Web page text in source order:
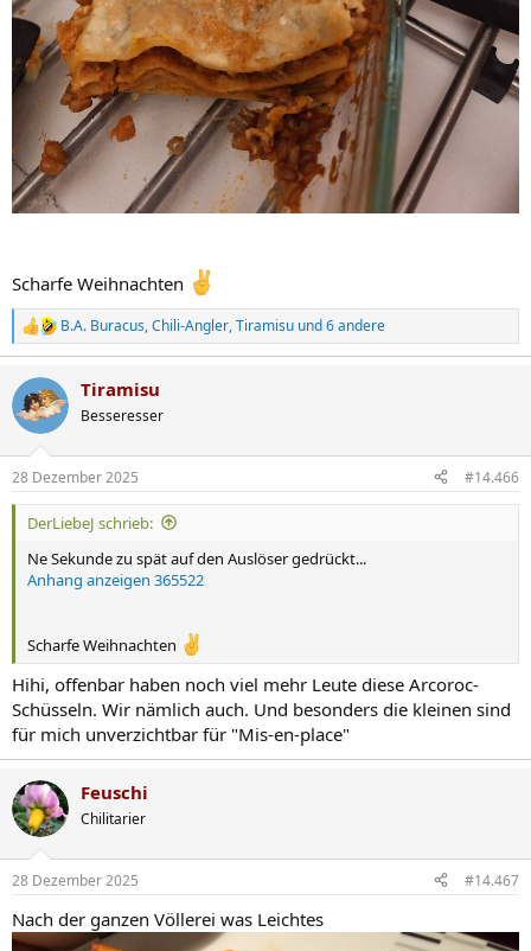
Scharfe Weihnachten
R
e
k
t
i
e
n
B.A. Buracus,Chili-Angler,Tiramisu und 6 andere
Tiramisu
Besseresser
28 Dezember 2025 #14.466
DerLiebeJ schrieb:
Ne Sekunde zu spät auf den Auslöser gedrückt...
Anhang anzeigen 365522
Scharfe Weihnachten
Hihi, offenbar haben noch viel mehr Leute diese Arcoroc-
Schüsseln. Wir nämlich auch. Und besonders die kleinen sind
für mich unverzichtbar für "Mis-en-place"
Feuschi
Chilitarier
28 Dezember 2025 #14.467
Nach der ganzen Völlerei was Leichtes